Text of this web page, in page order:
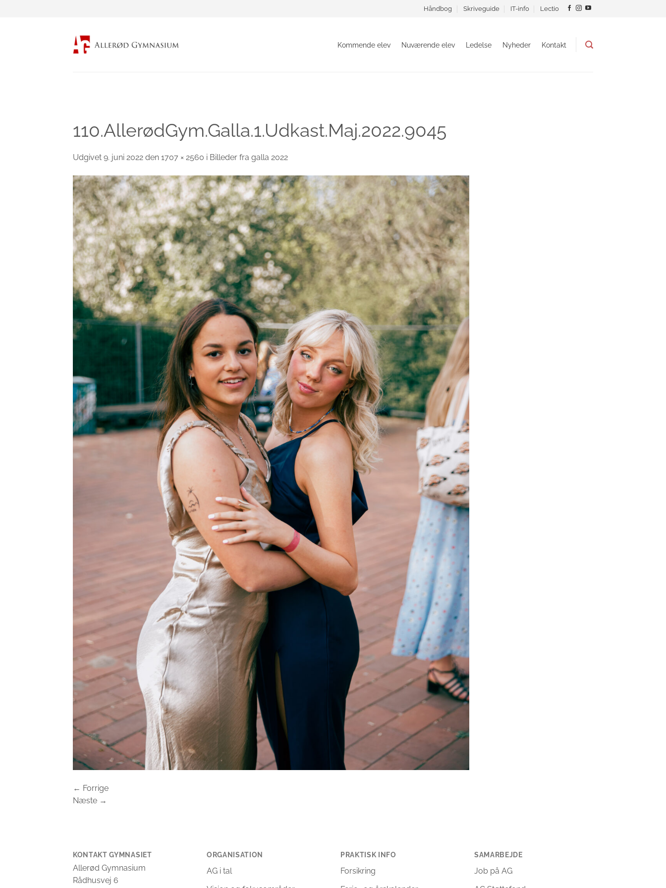
Håndbog Skriveguide IT-info Lectio
Kommende elev Nuværende elev Ledelse Nyheder Kontakt
110.AllerødGym.Galla.1.Udkast.Maj.2022.9045
Udgivet 9. juni 2022 den 1707 × 2560 i Billeder fra galla 2022
← Forrige
Næste →
KONTAKT GYMNASIET
Allerød Gymnasium
Rådhusvej 6
ORGANISATION
AG i tal
PRAKTISK INFO
Forsikring
SAMARBEJDE
Job på AG